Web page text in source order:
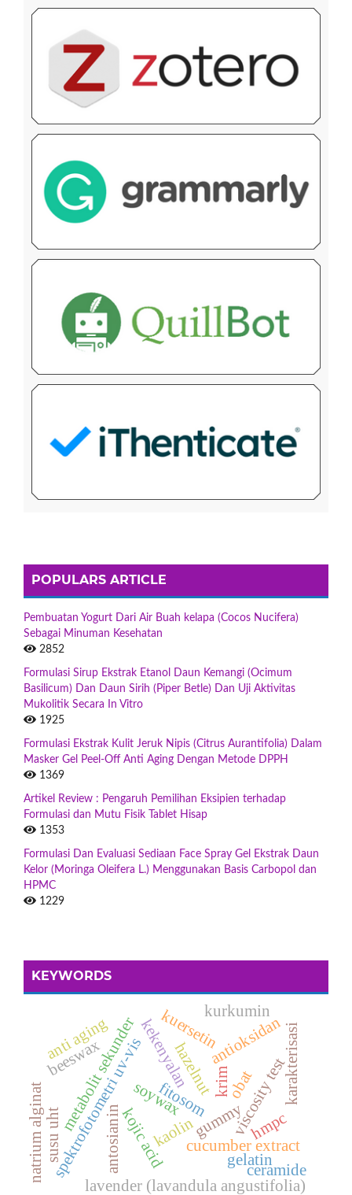
POPULARS ARTICLE
Pembuatan Yogurt Dari Air Buah kelapa (Cocos Nucifera)
Sebagai Minuman Kesehatan
2852
Formulasi Sirup Ekstrak Etanol Daun Kemangi (Ocimum
Basilicum) Dan Daun Sirih (Piper Betle) Dan Uji Aktivitas
Mukolitik Secara In Vitro
1925
Formulasi Ekstrak Kulit Jeruk Nipis (Citrus Aurantifolia) Dalam
Masker Gel Peel-Off Anti Aging Dengan Metode DPPH
1369
Artikel Review : Pengaruh Pemilihan Eksipien terhadap
Formulasi dan Mutu Fisik Tablet Hisap
1353
Formulasi Dan Evaluasi Sediaan Face Spray Gel Ekstrak Daun
Kelor (Moringa Oleifera L.) Menggunakan Basis Carbopol dan
HPMC
1229
KEYWORDS
kojic acid cucumber extract
krim
fitosom
antosianin
kekenyalanhazelnut
gelatin
gummy
antioksidan
viscosity test
metabolit sekunder kuersetin
spektrofotometri uv-vis
beeswax
soywax
lavender (lavandula angustifolia)
kaolin
karakterisasi
anti aging
ceramide
natrium alginat hmpc
kurkumin
obat
susu uht